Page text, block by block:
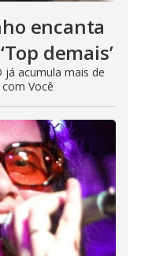
encanta
demais’
já acumula mais de
Você